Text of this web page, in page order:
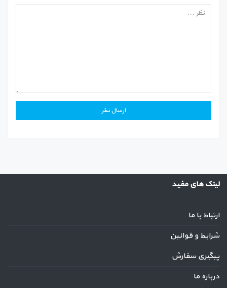
لینک های مفید
ارتباط با ما
شرایط و قوانین
پیگیری سفارش
درباره ما